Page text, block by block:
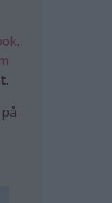
.
.